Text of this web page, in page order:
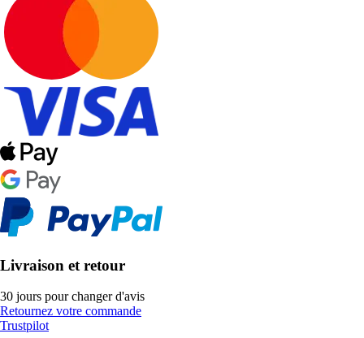
Livraison et retour
30 jours pour changer d'avis
Retournez votre commande
Trustpilot